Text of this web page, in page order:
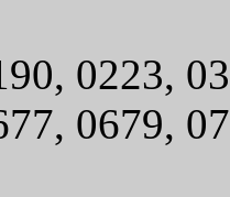
0223,
0679,